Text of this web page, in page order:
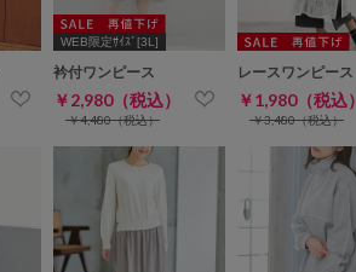
WEB限定ｻｲｽﾞ[3L]
衿付ワンピース
￥2,980（税込）
￥4,480（税込）
レースワンピース
￥1,980（税込）
￥3,480（税込）